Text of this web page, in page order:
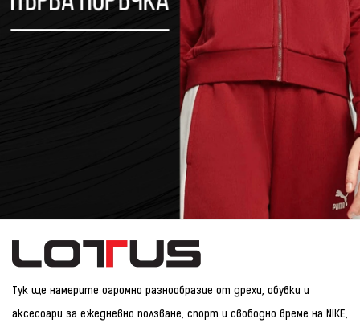
Тук ще намерите огромно разнообразие от дрехи, обувки и
аксесоари за ежедневно ползване, спорт и свободно време на NIKE,